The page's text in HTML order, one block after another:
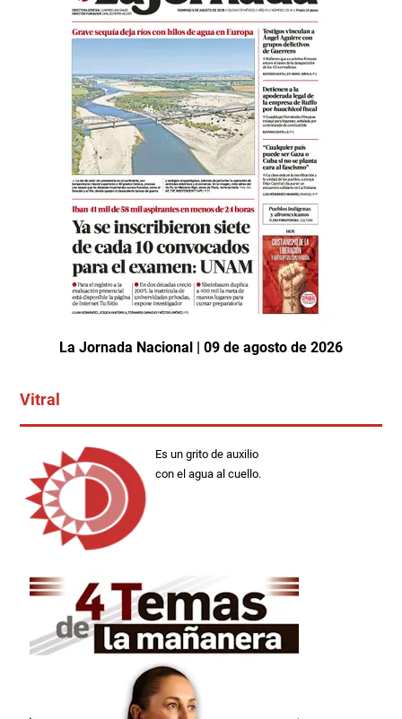
La Jornada Nacional | 09 de agosto de 2026
Vitral
Es un grito de auxilio
con el agua al cuello.